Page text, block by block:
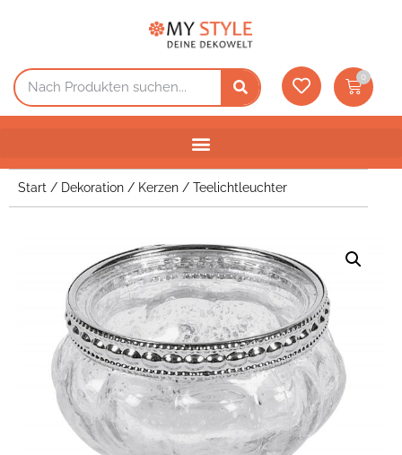
0
Start / Dekoration / Kerzen / Teelichtleuchter